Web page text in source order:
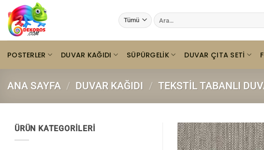
İçeriğe
atla
Ara:
POSTERLER DUVAR KAĞIDI SÜPÜRGELIK DUVAR ÇITA SETI
ANA SAYFA / DUVAR KAĞIDI / TEKSTIL TABANLI
ÜRÜN KATEGORILERI